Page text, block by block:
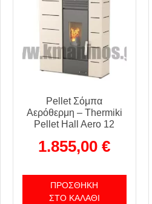
Pellet Σόμπα
Αερόθερμη – Thermiki
Pellet Hall Aero 12
1.855,00€
ΠΡΟΣΘΉΚΗ
ΣΤΟ ΚΑΛΆΘΙ